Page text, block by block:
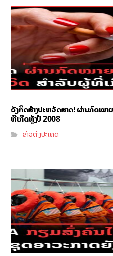
ອັງກິດສ້າງປະຫວັດສາດ! ຜ່ານກົດໝ
ທີ່ເກີດຫຼັງປີ 2008
ຂ່າວຕ່າງປະເທດ